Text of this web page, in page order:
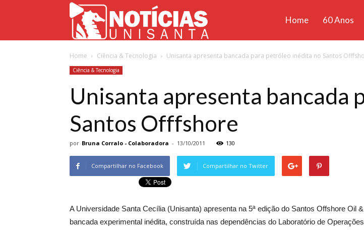
Unisanta
Home 60 Anos
Home Ciência & Tecnologia Unisanta apresenta bancada para petróleo inédita no Santos
Ciência & Tecnologia
Unisanta apresenta bancada
Santos Offfshore
por Bruna Corralo - Colaboradora - 13/10/2011 130
Compartilhar no Facebook Compartilhar no Twitter
A Universidade Santa Cecília (Unisanta) apresenta na 5ª edição do Santos Offshore Oil
bancada experimental inédita, construída nas dependências do Laboratório de